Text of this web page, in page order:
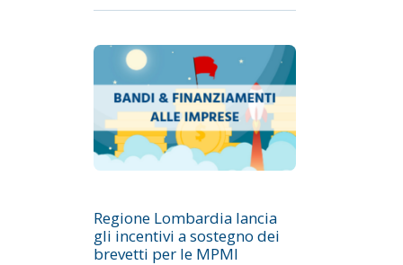
Regione Lombardia lancia
gli incentivi a sostegno dei
brevetti per le MPMI